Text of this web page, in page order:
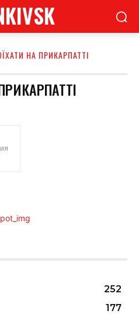
НА ПРИКАРПАТТІ
252
177